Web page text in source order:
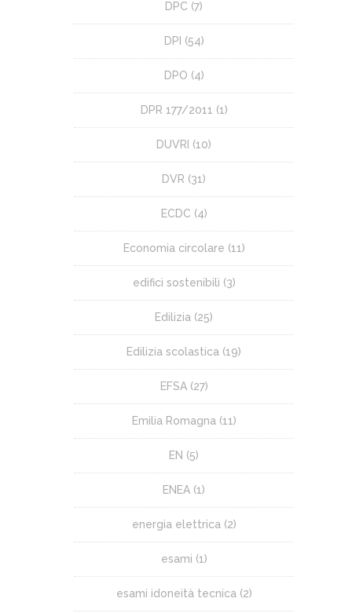
DPC (7)
DPI (54)
DPO (4)
DPR 177/2011 (1)
DUVRI (10)
DVR (31)
ECDC (4)
Economia circolare (11)
edifici sostenibili (3)
Edilizia (25)
Edilizia scolastica (19)
EFSA(27)
Emilia Romagna (11)
EN (5)
ENEA (1)
energia elettrica (2)
esami (1)
esami idoneità tecnica (2)